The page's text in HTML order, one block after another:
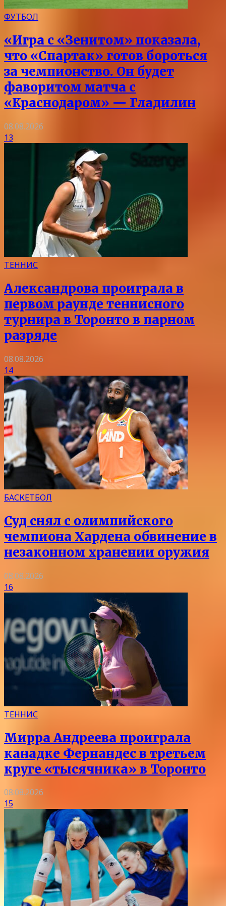
ФУТБОЛ
«Игра с «Зенитом» показала,
что «Спартак» готов бороться
за чемпионство. Он будет
фаворитом матча с
«Краснодаром» — Гладилин
08.08.2026
13
ТЕННИС
Александрова проиграла в
первом раунде теннисного
турнира в Торонто в парном
разряде
08.08.2026
14
БАСКЕТБОЛ
Суд снял с олимпийского
чемпиона Хардена обвинение в
незаконном хранении оружия
08.08.2026
16
ТЕННИС
Мирра Андреева проиграла
канадке Фернандес в третьем
круге «тысячника» в Торонто
08.08.2026
15